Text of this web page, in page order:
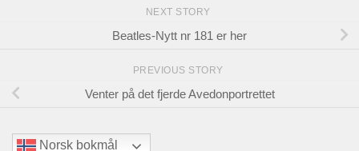
NEXT STORY
Beatles-Nytt nr 181 er her
PREVIOUS STORY
Venter på det fjerde Avedonportrettet
Norsk bokmål